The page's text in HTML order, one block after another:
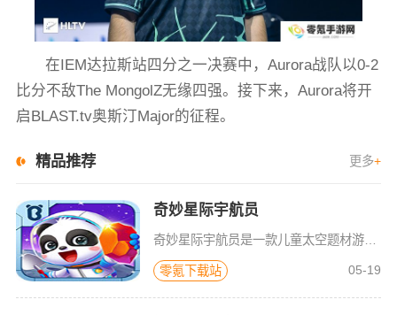
在IEM达拉斯站四分之一决赛中，Aurora战队以0-2
比分不敌The MongolZ无缘四强。接下来，Aurora将开
启BLAST.tv奥斯汀Major的征程。
精品推荐 更多+
奇妙星际宇航员
奇妙星际宇航员是一款儿童太空题材游戏，太空是什么样子？宇航员在空间站如何生活？小朋友们一定很好奇，游戏中包含了很多关于宇宙的百科知识，配合小游戏的玩法，可以让宝宝们在一遍玩耍中学习关于神秘宇宙的知识，
零氪下载站 05-19